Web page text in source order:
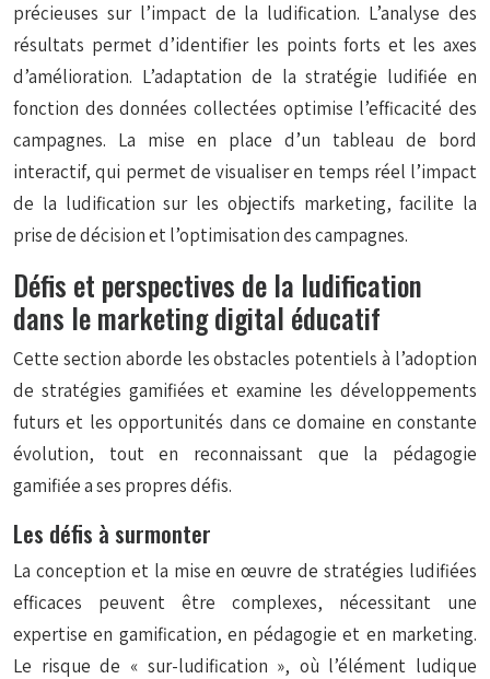
précieuses sur l’impact de la ludification. L’analyse des
résultats permet d’identifier les points forts et les axes
d’amélioration. L’adaptation de la stratégie ludifiée en
fonction des données collectées optimise l’efficacité des
campagnes. La mise en place d’un tableau de bord
interactif, qui permet de visualiser en temps réel l’impact
de la ludification sur les objectifs marketing, facilite la
prise de décision et l’optimisation des campagnes.
Défis et perspectives de la ludification
dans le marketing digital éducatif
Cette section aborde les obstacles potentiels à l’adoption
de stratégies gamifiées et examine les développements
futurs et les opportunités dans ce domaine en constante
évolution, tout en reconnaissant que la pédagogie
gamifiée a ses propres défis.
Les défis à surmonter
La conception et la mise en œuvre de stratégies ludifiées
efficaces peuvent être complexes, nécessitant une
expertise en gamification, en pédagogie et en marketing.
Le risque de « sur-ludification », où l’élément ludique